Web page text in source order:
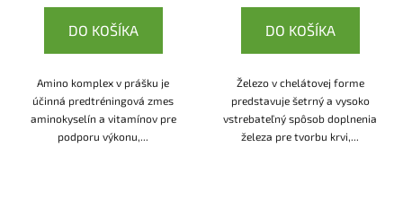
DO KOŠÍKA
Amino komplex v prášku je
účinná predtréningová zmes
aminokyselín a vitamínov pre
podporu výkonu,...
DO KOŠÍKA
Železo v chelátovej forme
predstavuje šetrný a vysoko
vstrebateľný spôsob doplnenia
železa pre tvorbu krvi,...